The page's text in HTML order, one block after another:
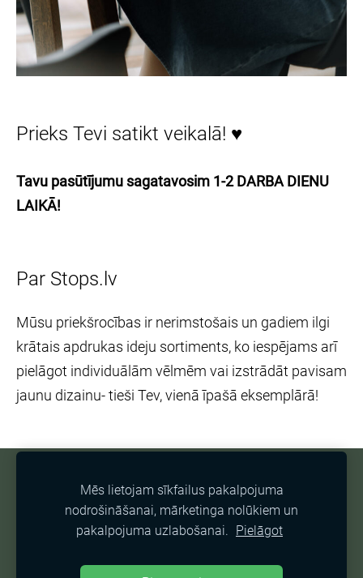
Prieks Tevi satikt veikalā! ♥
Tavu pasūtījumu sagatavosim 1-2 DARBA DIENU
LAIKĀ!
Par Stops.lv
Mūsu priekšrocības ir nerimstošais un gadiem ilgi
krātais apdrukas ideju sortiments, ko iespējams arī
pielāgot individuālām vēlmēm vai izstrādāt pavisam
jaunu dizainu- tieši Tev, vienā īpašā eksemplārā!
NOTEIKUMI
PREČU ATGRIEŠANA
PIEGĀDE
PRIVĀTUMA POLITIKA SĪKDATNES
Ar mīlestību veidota lapa no Stops.lv
Mēs lietojam sīkfailus pakalpojuma
nodrošināšanai, mārketinga nolūkiem un
pakalpojuma uzlabošanai. Pielāgot